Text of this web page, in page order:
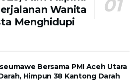
Wanita
Menghidupi
Bersama PMI Aceh Utara
Himpun 38 Kantong Darah